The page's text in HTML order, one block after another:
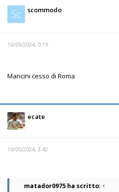
Sc scommodo
10/05/2024, 0:19
Mancini cesso di Roma
ecate
10/05/2024, 3:42
matador0975 ha scritto: ↑